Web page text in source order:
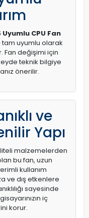
Uyumlu CPU Fan
uyumlu olarak
Fan değişimi için
teknik bilgiye
önerilir.
ve
Yapı
malzemelerden
bu fan, uzun
kullanım
ve dış etkenlere
sayesinde
iç
korur.